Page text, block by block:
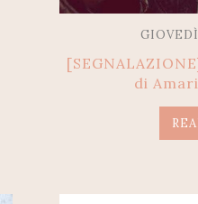
di